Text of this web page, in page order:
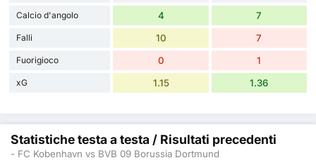
Calcio d'angolo 4 7
Falli 10 7
Fuorigioco 0 1
xG 1.15 1.36
Statistiche testa a testa / Risultati precedenti
- FC Kobenhavn vs BVB 09 Borussia Dortmund